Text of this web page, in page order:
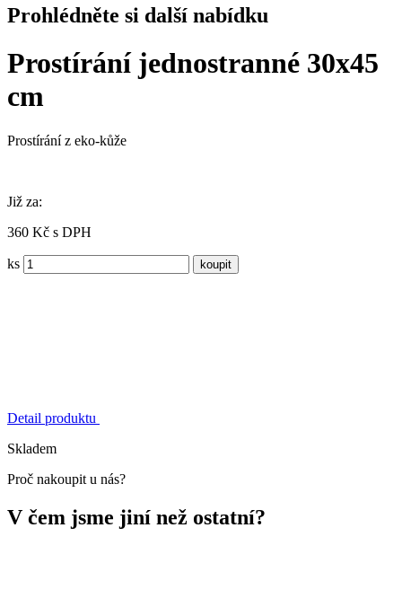
Prohlédněte si další nabídku
Prostírání jednostranné 30x45
cm
Prostírání z eko-kůže
Již za:
360 Kč s DPH
ks
Detail produktu
Skladem
Proč nakoupit u nás?
V čem jsme jiní než ostatní?